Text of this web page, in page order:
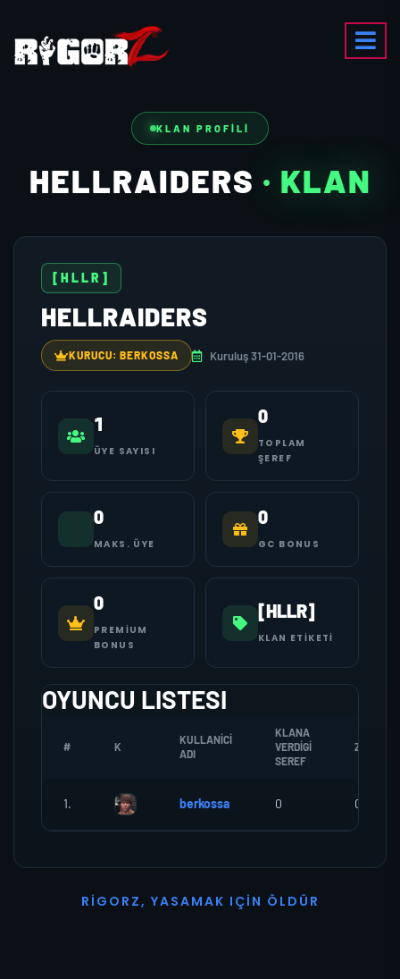
KLAN PROFILI
HELLRAIDERS · KLAN
[HLLR]
HELLRAIDERS
KURUCU: BERKOSSA Kuruluş 31-01-2016
1
ÜYE SAYISI
0
TOPLAM
ŞEREF
0
MAKS. ÜYE
0
GC BONUS
0
PREMIUM
BONUS
[HLLR]
KLAN ETIKETI
OYUNCU LISTESI
# K
KULLANICI
ADI
KLANA
VERDIGI
SEREF
ZOMBI
1. berkossa 0 0
R I G O R Z, YASAMAK I ÇI N Ö L D Ü R